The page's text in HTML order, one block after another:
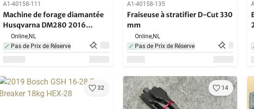
A1-40158-111
Machine de forage diamantée
Husqvarna DM280 2016
250mm
Online,NL
Pas de Prix de Réserve
A1-40158-135
Fraiseuse à stratifier D-Cut 330
mm
Online,NL
Pas de Prix de Réserve
32 14